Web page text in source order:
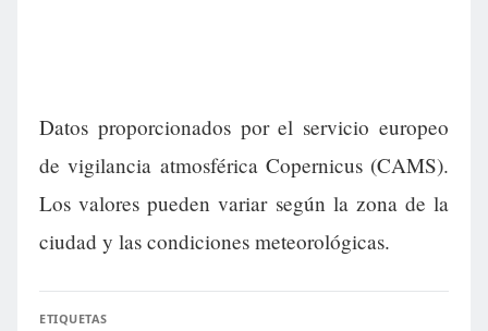
Datos proporcionados por el servicio europeo
de vigilancia atmosférica Copernicus (CAMS).
Los valores pueden variar según la zona de la
ciudad y las condiciones meteorológicas.
ETIQUETAS